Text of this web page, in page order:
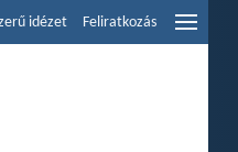
idézet Feliratkozás